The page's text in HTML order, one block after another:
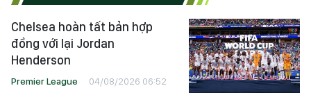
Chelsea hoàn tất bản hợp
đồng với lại Jordan
Henderson
Premier League 04/08/2026 06:52